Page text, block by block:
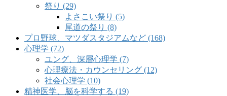
祭り (29)
よさこい祭り (5)
尾道の祭り (8)
プロ野球、マツダスタジアムなど (168)
心理学 (72)
ユング、深層心理学 (7)
心理療法・カウンセリング (12)
社会心理学 (10)
精神医学、脳を科学する (19)